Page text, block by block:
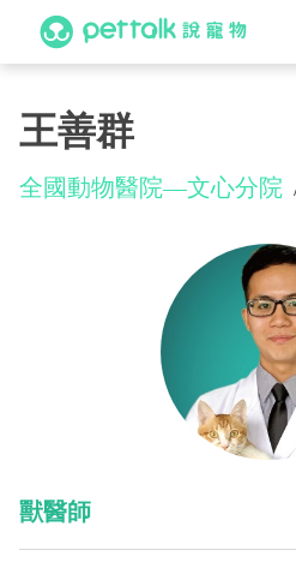
王善群
全國動物醫院—文心分院
獸醫師